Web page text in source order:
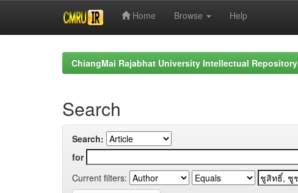
Home Browse Help
ChiangMai Rajabhat University Intellectual Repository
Search
Search:
for
Current filters: